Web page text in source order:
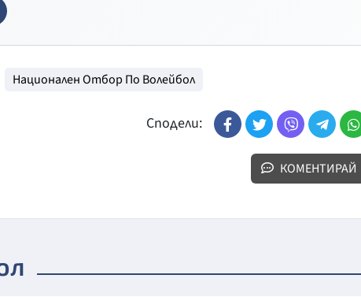
Национален Отбор По Волейбол
Сподели:
КОМЕНТИРАЙ